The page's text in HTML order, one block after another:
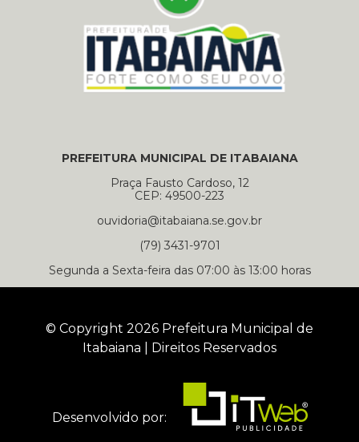
PREFEITURA MUNICIPAL DE ITABAIANA
Praça Fausto Cardoso, 12
CEP: 49500-223
ouvidoria@itabaiana.se.gov.br
(79) 3431-9701
Segunda a Sexta-feira das 07:00 às 13:00 horas
© Copyright 2026 Prefeitura Municipal de
Itabaiana | Direitos Reservados
Desenvolvido por: